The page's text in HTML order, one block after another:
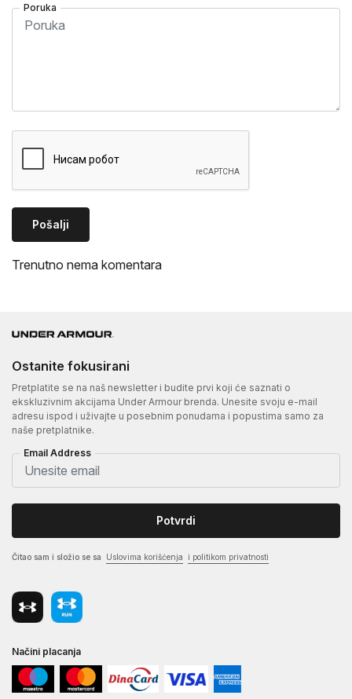
Poruka
Pošalji
Trenutno nema komentara
Ostanite fokusirani
Pretplatite se na naš newsletter i budite prvi koji će saznati o
ekskluzivnim akcijama Under Armour brenda. Unesite svoju e-mail
adresu ispod i uživajte u posebnim ponudama i popustima samo za
naše pretplatnike.
Email Address
Potvrdi
Čitao sam i složio se sa Uslovima korišćenja i politikom privatnosti
Načini placanja